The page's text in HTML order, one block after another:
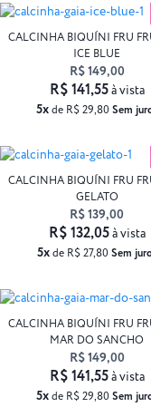
CALCINHA BIQUÍNI FRU
ICE BLUE
R$ 149,00
5xde R$ 29,80 Sem
R$ 141,55à vista
CALCINHA BIQUÍNI FRU
GELATO
R$ 139,00
5xde R$ 27,80 Sem
R$ 132,05à vista
CALCINHA BIQUÍNI FRU
MAR DO SANCHO
R$ 149,00
5xde R$ 29,80 Sem
R$ 141,55à vista